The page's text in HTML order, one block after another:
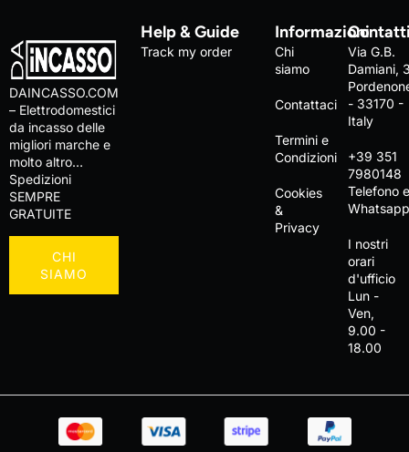
DAINCASSO.COM
– Elettrodomestici
da incasso delle
migliori marche e
molto altro…
Spedizioni
SEMPRE
GRATUITE
CHI
SIAMO
Help & Guide
Track my order
Informazioni
Chi
siamo
Contattaci
Termini e
Condizioni
Cookies
&
Privacy
Via G.B.
Damiani,
- 33170 -
Italy
+39 351
7980148
Telefono
I nostri
orari
d'ufficio
Lun -
Ven,
9.00 -
18.00